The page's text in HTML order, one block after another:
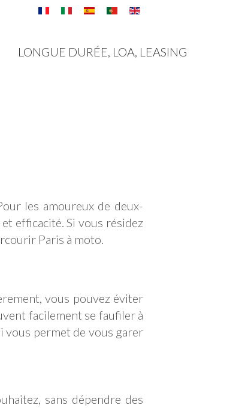
LONGUE DURÉE, LOA, LEASING
les amoureux de deux-
efficacité. Si vous résidez
Paris à moto.
vous pouvez éviter
facilement se faufiler à
vous permet de vous garer
sans dépendre des